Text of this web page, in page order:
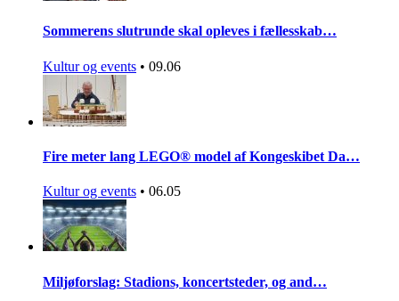
Sommerens slutrunde skal opleves i fællesskab…
Kultur og events • 09.06
Fire meter lang LEGO® model af Kongeskibet Da…
Kultur og events • 06.05
Miljøforslag: Stadions, koncertsteder, og and…